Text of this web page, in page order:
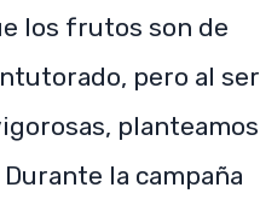
los frutos son de
pero al ser
planteamos
la campaña